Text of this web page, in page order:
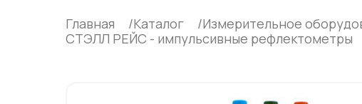
Главная Каталог Измерительное
СТЭЛЛ РЕЙС - импульсивные рефлектометры